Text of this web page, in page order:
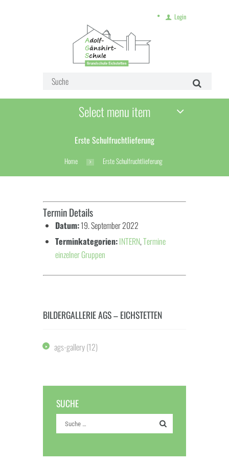
Login
Select menu item
Erste Schulfruchtlieferung
Home Erste Schulfruchtlieferung
Termin Details
Datum:19. September 2022
Terminkategorien:INTERN,Termine
einzelner Gruppen
BILDERGALLERIE AGS – EICHSTETTEN
ags-gallery(12)
SUCHE